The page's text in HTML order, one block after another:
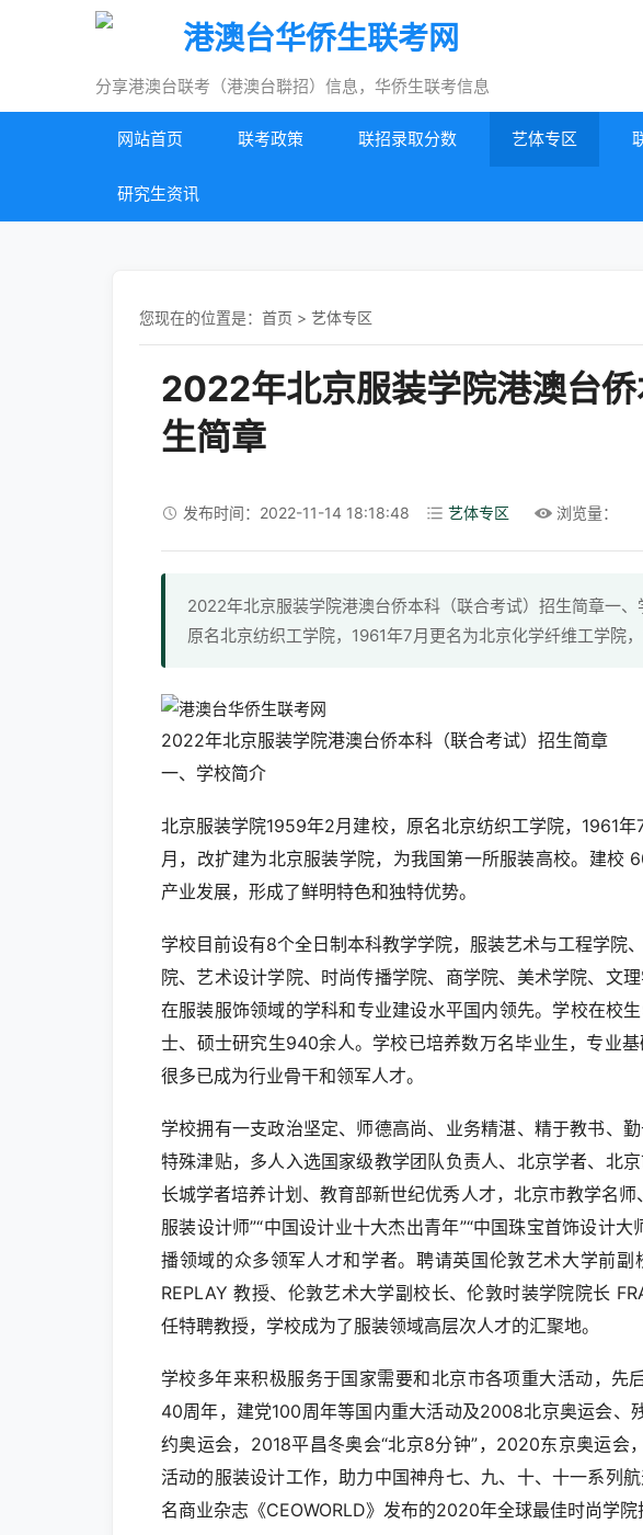
港澳台华侨生联考网
分享港澳台联考（港澳台聨招）信息，华侨生联考信息
网站首页 联考政策 联招录取分数 艺体专区
研究生资讯
您现在的位置是： 首页 > 艺体专区
2022年北京服装学院港澳台
生简章
发布时间：2022-11-14 18:18:48 艺体专区 浏览量：
2022年北京服装学院港澳台侨本科（联合考试）招生简章一、
原名北京纺织工学院，1961年7月更名为北京化学纤维工学院
2022年北京服装学院港澳台侨本科（联合考试）招生简章
一、学校简介
北京服装学院1959年2月建校，原名北京纺织工学院，1961
月，改扩建为北京服装学院，为我国第一所服装高校。建校
产业发展，形成了鲜明特色和独特优势。
学校目前设有8个全日制本科教学学院，服装艺术与工程学院
院、艺术设计学院、时尚传播学院、商学院、美术学院、文
在服装服饰领域的学科和专业建设水平国内领先。学校在校
士、硕士研究生940余人。学校已培养数万名毕业生，专业
很多已成为行业骨干和领军人才。
学校拥有一支政治坚定、师德高尚、业务精湛、精于教书、
特殊津贴，多人入选国家级教学团队负责人、北京学者、北
长城学者培养计划、教育部新世纪优秀人才，北京市教学名
服装设计师”“中国设计业十大杰出青年”“中国珠宝首饰设计
播领域的众多领军人才和学者。聘请英国伦敦艺术大学前
REPLAY 教授、伦敦艺术大学副校长、伦敦时装学院院长
任特聘教授，学校成为了服装领域高层次人才的汇聚地。
学校多年来积极服务于国家需要和北京市各项重大活动，
40周年，建党100周年等国内重大活动及2008北京奥运会、
约奥运会，2018平昌冬奥会“北京8分钟”，2020东京奥运
活动的服装设计工作，助力中国神舟七、九、十、十一系列
名商业杂志《CEOWORLD》发布的2020年全球最佳时尚学院